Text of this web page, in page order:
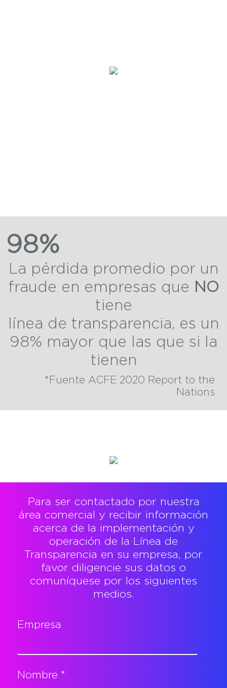
98%
La pérdida promedio por un
fraude en empresas que NO
tiene
línea de transparencia, es un
98% mayor que las que si la
tienen
*Fuente ACFE 2020 Report to the
Nations
Para ser contactado por nuestra
área comercial y recibir información
acerca de la implementación y
operación de la Línea de
Transparencia en su empresa, por
favor diligencie sus datos o
comuníquese por los siguientes
medios.
Empresa
Nombre *